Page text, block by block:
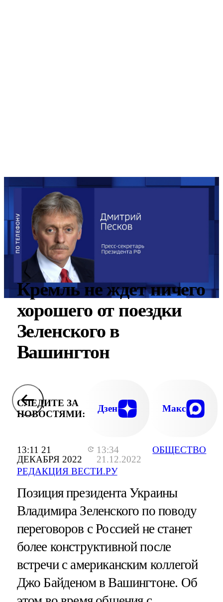
13:11 21
ДЕКАБРЯ 2022
13:34
21.12.2022
РЕДАКЦИЯ ВЕСТИ.РУ
ОБЩЕСТВО
Кремль не ждет ничего
хорошего от поездки
Зеленского в
Вашингтон
СЛЕДИТЕ ЗА
НОВОСТЯМИ:
Дзен Макс
Позиция президента Украины
Владимира Зеленского по поводу
переговоров с Россией не станет
более конструктивной после
встречи с американским коллегой
Джо Байденом в Вашингтоне. Об